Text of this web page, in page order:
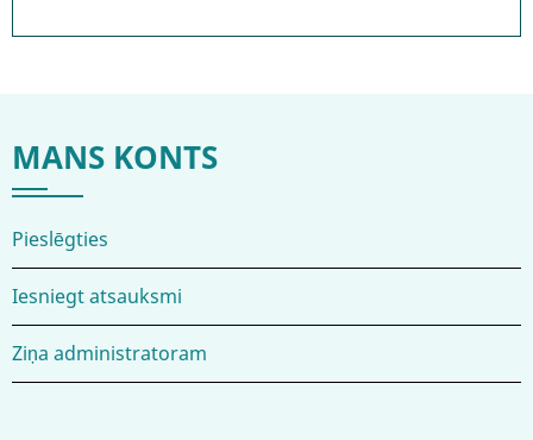
MANS KONTS
Pieslēgties
Iesniegt atsauksmi
Ziņa administratoram